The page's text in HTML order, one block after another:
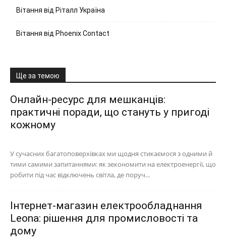
Вітання від Ріталл Україна
Вітання від Phoenix Contact
Ще за темою
Онлайн-ресурс для мешканців:
практичні поради, що стануть у пригоді
кожному
У сучасних багатоповерхівках ми щодня стикаємося з одними й
тими самими запитаннями: як зекономити на електроенергії, що
робити під час відключень світла, де поруч...
Інтернет-магазин електрообладнання
Leona: рішення для промисловості та
дому